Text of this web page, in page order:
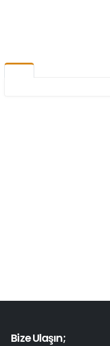
Bize Ulaşın;